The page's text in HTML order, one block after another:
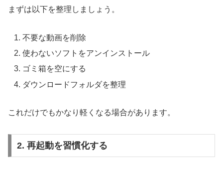
まずは以下を整理しましょう。
不要な動画を削除
使わないソフトをアンインストール
ゴミ箱を空にする
ダウンロードフォルダを整理
これだけでもかなり軽くなる場合があります。
2. 再起動を習慣化する